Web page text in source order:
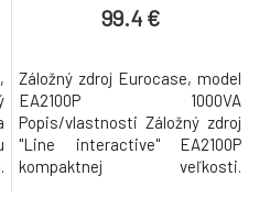
99.4 €
Záložný zdroj Eurocase, model
EA2100P 1000VA
Popis/vlastnosti Záložný zdroj
"Line interactive" EA2100P
kompaktnej veľkosti.